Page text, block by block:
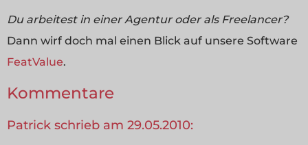
Du arbeitest in einer Agentur oder als Freelancer?
Dann wirf doch mal einen Blick auf unsere Software
FeatValue.
Kommentare
Patrick schrieb am 29.05.2010: